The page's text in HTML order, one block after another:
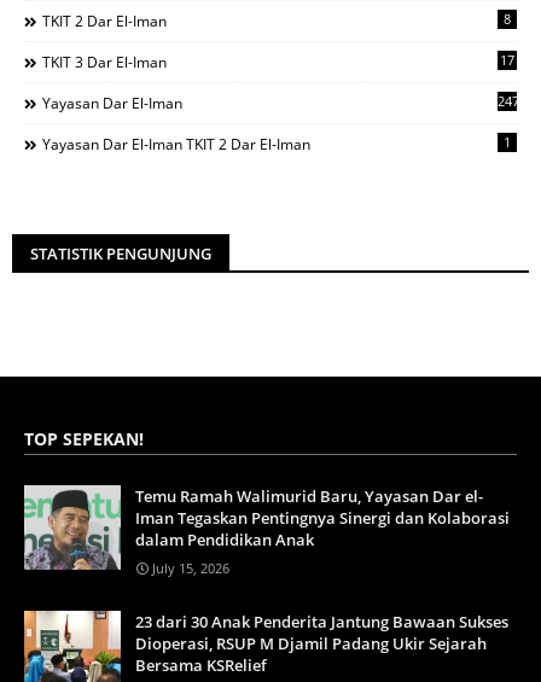
TKIT 2 Dar El-Iman 8
TKIT 3 Dar El-Iman 17
Yayasan Dar El-Iman 247
Yayasan Dar El-Iman TKIT 2 Dar El-Iman 1
STATISTIK PENGUNJUNG
TOP SEPEKAN!
Temu Ramah Walimurid Baru, Yayasan Dar el-
Iman Tegaskan Pentingnya Sinergi dan Kolaborasi
dalam Pendidikan Anak
July 15, 2026
23 dari 30 Anak Penderita Jantung Bawaan Sukses
Dioperasi, RSUP M Djamil Padang Ukir Sejarah
Bersama KSRelief